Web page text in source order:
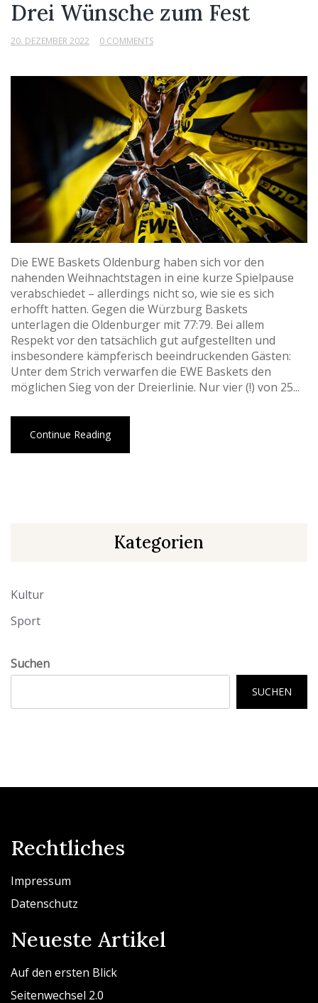
Drei Wünsche zum Fest
20. DEZEMBER 2022 0 COMMENTS
Die EWE Baskets Oldenburg haben sich vor den
nahenden Weihnachtstagen in eine kurze Spielpause
verabschiedet – allerdings nicht so, wie sie es sich
erhofft hatten. Gegen die Würzburg Baskets
unterlagen die Oldenburger mit 77:79. Bei allem
Respekt vor den tatsächlich gut aufgestellten und
insbesondere kämpferisch beeindruckenden Gästen:
Unter dem Strich verwarfen die EWE Baskets den
möglichen Sieg von der Dreierlinie. Nur vier (!) von 25...
Continue Reading
Kategorien
Kultur
Sport
Suchen
SUCHEN
Rechtliches
Impressum
Datenschutz
Neueste Artikel
Auf den ersten Blick
Seitenwechsel 2.0